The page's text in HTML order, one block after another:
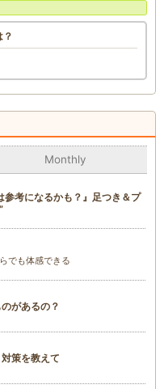
Monthly
考になるかも？』足つき＆プ
でも体感できる
があるの？
策を教えて